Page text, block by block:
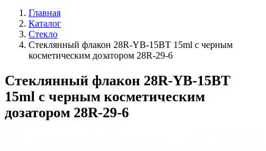
Главная
Каталог
Стекло
Стеклянный флакон 28R-YB-15BT 15ml с черным
косметическим дозатором 28R-29-6
Стеклянный флакон 28R-YB-15BT
15ml с черным косметическим
дозатором 28R-29-6